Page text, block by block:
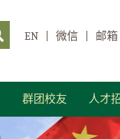
EN 微信 邮箱
群团校友 人才